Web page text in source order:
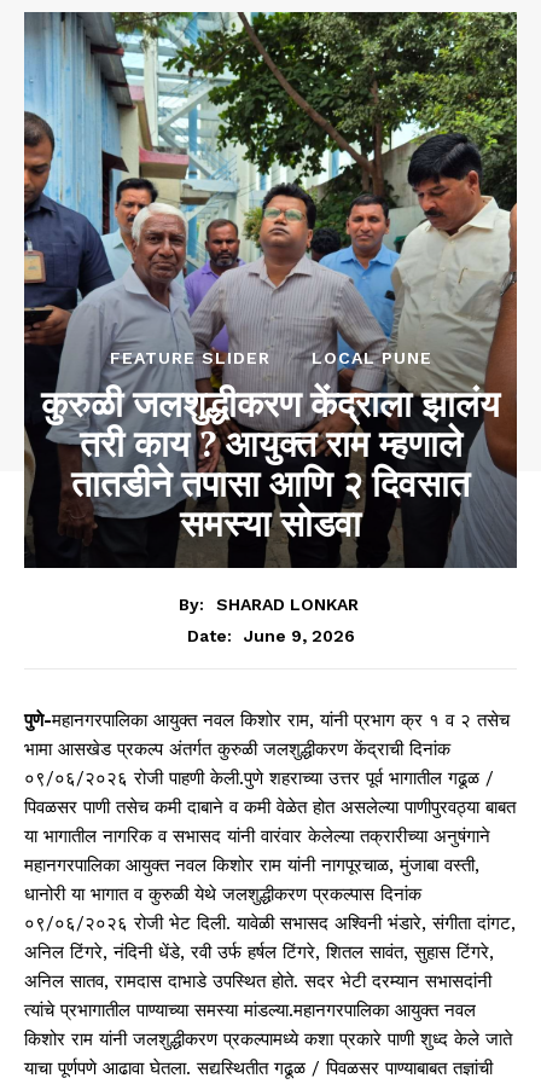
FEATURE SLIDER LOCAL PUNE
कुरुळी जलशुद्धीकरण केंद्राला झालंय
तरी काय ? आयुक्त राम म्हणाले
तातडीने तपासा आणि २ दिवसात
समस्या सोडवा
By:
SHARAD LONKAR
Date:
June 9, 2026
पुणे-महानगरपालिका आयुक्त नवल किशोर राम, यांनी प्रभाग क्र १ व २ तसेच
भामा आसखेड प्रकल्प अंतर्गत कुरुळी जलशुद्धीकरण केंद्राची दिनांक
०९/०६/२०२६ रोजी पाहणी केली.पुणे शहराच्या उत्तर पूर्व भागातील गढूळ /
पिवळसर पाणी तसेच कमी दाबाने व कमी वेळेत होत असलेल्या पाणीपुरवठ्या बाबत
या भागातील नागरिक व सभासद यांनी वारंवार केलेल्या तक्रारीच्या अनुषंगाने
महानगरपालिका आयुक्त नवल किशोर राम यांनी नागपूरचाळ, मुंजाबा वस्ती,
धानोरी या भागात व कुरुळी येथे जलशुद्धीकरण प्रकल्पास दिनांक
०९/०६/२०२६ रोजी भेट दिली. यावेळी सभासद अश्विनी भंडारे, संगीता दांगट,
अनिल टिंगरे, नंदिनी धेंडे, रवी उर्फ हर्षल टिंगरे, शितल सावंत, सुहास टिंगरे,
अनिल सातव, रामदास दाभाडे उपस्थित होते. सदर भेटी दरम्यान सभासदांनी
त्यांचे प्रभागातील पाण्याच्या समस्या मांडल्या.महानगरपालिका आयुक्त नवल
किशोर राम यांनी जलशुद्धीकरण प्रकल्पामध्ये कशा प्रकारे पाणी शुध्द केले जाते
याचा पूर्णपणे आढावा घेतला. सद्यस्थितीत गढूळ / पिवळसर पाण्याबाबत तज्ञांची